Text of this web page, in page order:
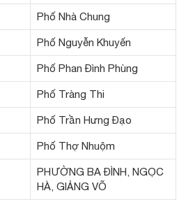
Phố Nhà Chung
Phố Nguyễn Khuyến
Phố Phan Đình Phùng
Phố Tràng Thi
Phố Trần Hưng Đạo
Phố Thợ Nhuộm
PHƯỜNG BA ĐÌNH, NGỌC
HÀ, GIẢNG VÕ